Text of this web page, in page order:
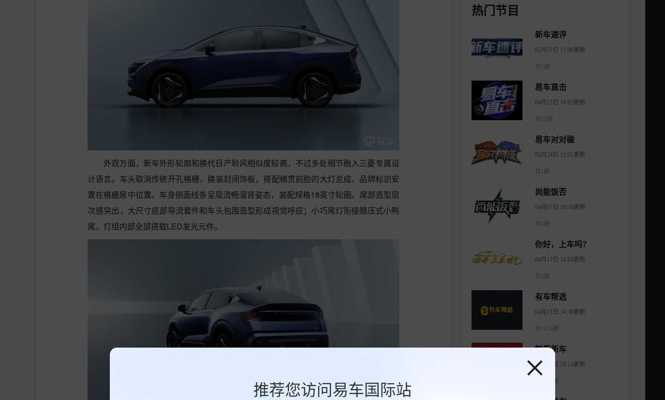
推荐您访问易车国际站
外观方面，新车外形轮廓和换代日产聆风相似度较高，不过多处细节融入三菱专属设
计语言。车头取消传统开孔格栅，换装封闭饰板，搭配横贯前脸的大灯总成，品牌标识安
置在格栅居中位置。车身侧面线条呈现流畅溜背姿态，装配规格18英寸轮圈。尾部造型层
次感突出，大尺寸底部导流套件和车头包围造型形成视觉呼应；小巧尾灯衔接翘压式小鸭
尾，灯组内部全部搭载LED发光元件。
热门节目
新车速评
02月27日 17:00更新
共1期
易车直击
04月12日 14:03更新
共22期
易车对对碰
05月24日 12:01更新
共1期
尚能饭否
04月07日 20:39更新
共1期
你好，上车吗？
06月17日 14:04更新
共9期
有车帮选
04月11日 14:38更新
共1474期
智看新车
08月07日 18:14更新
共1176期